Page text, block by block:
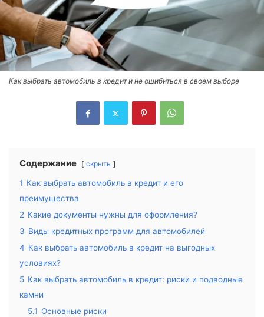
Как выбрать автомобиль в кредит и не ошибиться в своем выборе
Содержание скрыть
1 Как выбрать автомобиль в кредит и его
преимущества
2 Какие документы нужны для оформления?
3 Виды кредитных программ для автомобилей
4 Как выбрать автомобиль в кредит на выгодных
условиях?
5 Как выбрать автомобиль в кредит: риски и подводные
камни
5.1 Основные риски